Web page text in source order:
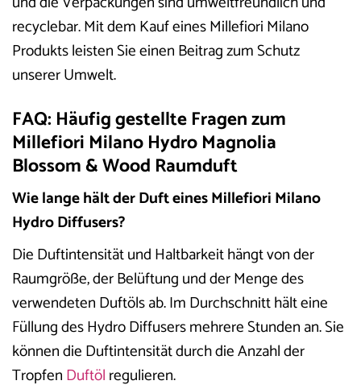
recyclebar. Mit dem Kauf eines Millefiori Milano
Produkts leisten Sie einen Beitrag zum Schutz
unserer Umwelt.
FAQ: Häufig gestellte Fragen zum
Millefiori Milano Hydro Magnolia
Blossom & Wood Raumduft
Wie lange hält der Duft eines Millefiori Milano
Hydro Diffusers?
Die Duftintensität und Haltbarkeit hängt von der
Raumgröße, der Belüftung und der Menge des
verwendeten Duftöls ab. Im Durchschnitt hält eine
Füllung des Hydro Diffusers mehrere Stunden an. Sie
können die Duftintensität durch die Anzahl der
TropfenDuftölregulieren.